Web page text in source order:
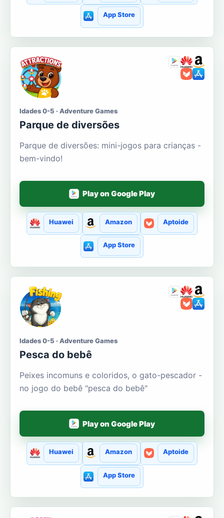
App Store
Idades 0-5 · Adventure Games
Parque de diversões
Parque de diversões: mini-jogos para crianças -
bem-vindo!
Play on Google Play
Huawei Amazon Aptoide
App Store
Idades 0-5 · Adventure Games
Pesca do bebê
Peixes incomuns e coloridos, o gato-pescador -
no jogo do bebê "pesca do bebê"
Play on Google Play
Huawei Amazon Aptoide
App Store